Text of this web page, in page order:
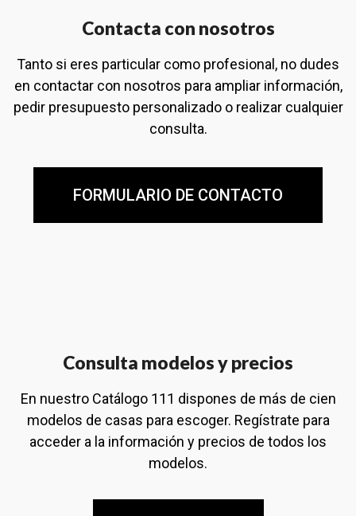
Contacta con nosotros
Tanto si eres particular como profesional, no dudes
en contactar con nosotros para ampliar información,
pedir presupuesto personalizado o realizar cualquier
consulta.
FORMULARIO DE CONTACTO
Consulta modelos y precios
En nuestro Catálogo 111 dispones de más de cien
modelos de casas para escoger. Regístrate para
acceder a la información y precios de todos los
modelos.